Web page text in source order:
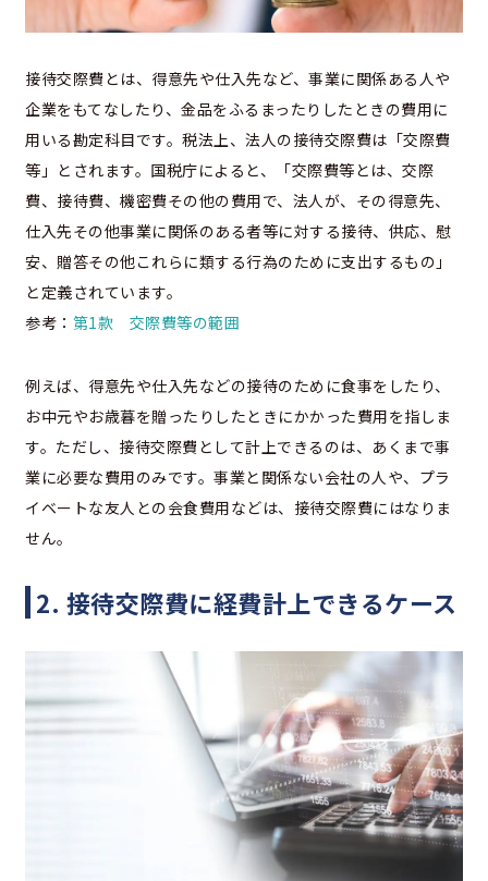
接待交際費とは、得意先や仕入先など、事業に関係ある人や
企業をもてなしたり、金品をふるまったりしたときの費用に
用いる勘定科目です。税法上、法人の接待交際費は「交際費
等」とされます。国税庁によると、「交際費等とは、交際
費、接待費、機密費その他の費用で、法人が、その得意先、
仕入先その他事業に関係のある者等に対する接待、供応、慰
安、贈答その他これらに類する行為のために支出するもの」
と定義されています。
参考： 第1款 交際費等の範囲
例えば、得意先や仕入先などの接待のために食事をしたり、
お中元やお歳暮を贈ったりしたときにかかった費用を指しま
す。ただし、接待交際費として計上できるのは、あくまで事
業に必要な費用のみです。事業と関係ない会社の人や、プラ
イベートな友人との会食費用などは、接待交際費にはなりま
せん。
2. 接待交際費に経費計上できるケース